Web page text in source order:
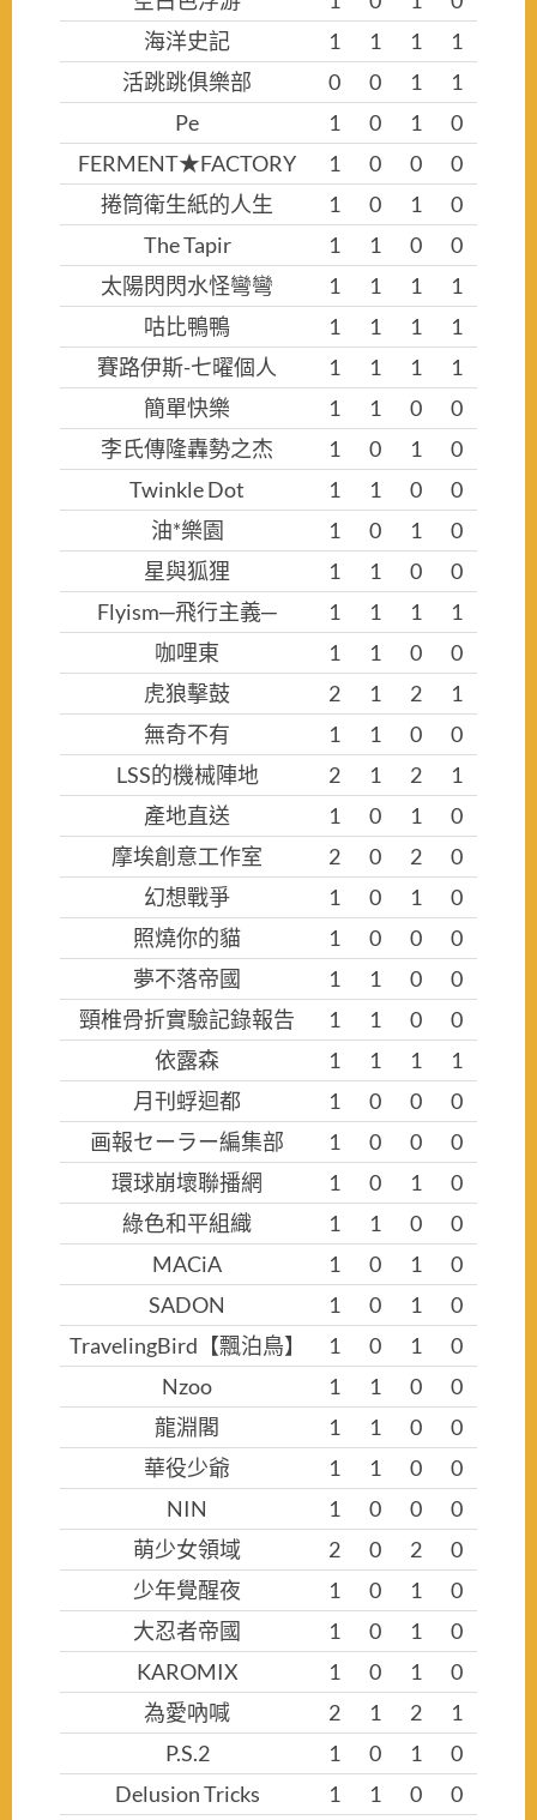
海洋史記
1 1 1
1
活跳跳俱樂部
0 0 1
1
Pe
1 0 1
0
FERMENT★FACTORY
1 0 0
0
捲筒衛生紙的人生
1 0 1
0
The Tapir
1 1 0
0
太陽閃閃水怪彎彎
1 1 1
1
咕比鴨鴨
1 1 1
1
賽路伊斯-七曜個人
1 1 1
1
簡單快樂
1 1 0
0
李氏傳隆轟勢之杰
1 0 1
0
Twinkle Dot
1 1 0
0
油*樂園
1 0 1
0
星與狐狸
1 1 0
0
Flyism─飛行主義─
1 1 1
1
咖哩東
1 1 0
0
虎狼擊鼓
2 1 2
1
無奇不有
1 1 0
0
LSS的機械陣地
2 1 2
1
產地直送
1 0 1
0
摩埃創意工作室
2 0 2
0
幻想戰爭
1 0 1
0
照燒你的貓
1 0 0
0
夢不落帝國
1 1 0
0
頸椎骨折實驗記錄報告
1 1 0
0
依露森
1 1 1
1
月刊蜉迴都
1 0 0
0
画報セーラー編集部
1 0 0
0
環球崩壞聯播網
1 0 1
0
綠色和平組織
1 1 0
0
MACiA
1 0 1
0
SADON
1 0 1
0
TravelingBird【飄泊鳥】
1 0 1
0
Nzoo
1 1 0
0
龍淵閣
1 1 0
0
華役少爺
1 1 0
0
NIN
1 0 0
0
萌少女領域
2 0 2
0
少年覺醒夜
1 0 1
0
大忍者帝國
1 0 1
0
KAROMIX
1 0 1
0
為愛吶喊
2 1 2
1
P.S.2
1 0 1
0
Delusion Tricks
1 1 0
0